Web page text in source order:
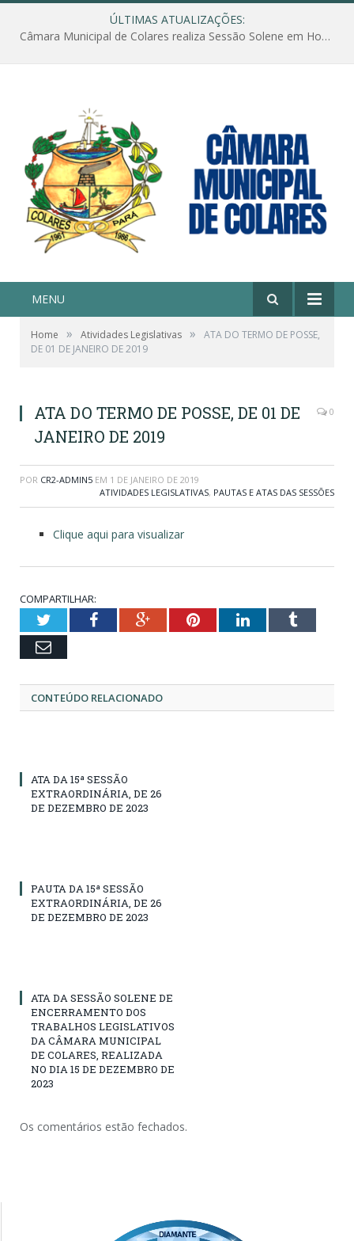
ÚLTIMAS ATUALIZAÇÕES:
Câmara Municipal de Colares realiza Sessão Solene em Homenagem ao Dia das Mães
MENU
Home » Atividades Legislativas »
ATA DO TERMO DE POSSE,
DE 01 DE JANEIRO DE 2019
ATA DO TERMO DE POSSE, DE 01 DE
JANEIRO DE 2019
0
POR CR2-ADMIN5 EM 1 DE JANEIRO DE 2019
ATIVIDADES LEGISLATIVAS, PAUTAS E ATAS DAS SESSÕES
Clique aqui para visualizar
COMPARTILHAR:
TwitterFacebookGoogle+PinterestLinkedInTumblr
Email
CONTEÚDO RELACIONADO
ATA DA 15ª SESSÃO
EXTRAORDINÁRIA, DE 26
DE DEZEMBRO DE 2023
PAUTA DA 15ª SESSÃO
EXTRAORDINÁRIA, DE 26
DE DEZEMBRO DE 2023
ATA DA SESSÃO SOLENE DE
ENCERRAMENTO DOS
TRABALHOS LEGISLATIVOS
DA CÂMARA MUNICIPAL
DE COLARES, REALIZADA
NO DIA 15 DE DEZEMBRO DE
2023
Os comentários estão fechados.